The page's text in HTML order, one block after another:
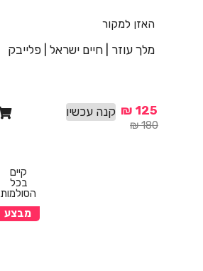
האזן למקור
מלך עוזר | חיים ישראל | פלייבק
₪180
₪ 125 קנה עכשיו
קיים
בכל
הסולמות
מבצע